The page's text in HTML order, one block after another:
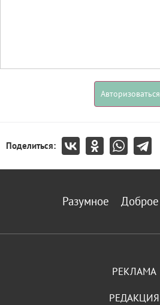
Авторизоваться
Поделиться:
Разумное Доброе
РЕКЛАМА
РЕДАКЦИЯ